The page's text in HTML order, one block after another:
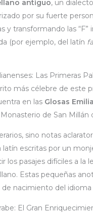
antiguo, un
por su fuerte
y transformando las “F”
(por ejemplo, del latín
Las Primeras
más célebre de este
en las Glosas
de San Millán
sino notas
escritas por un
los pasajes difíciles a la
Estas pequeñas
nacimiento del idioma
El Gran